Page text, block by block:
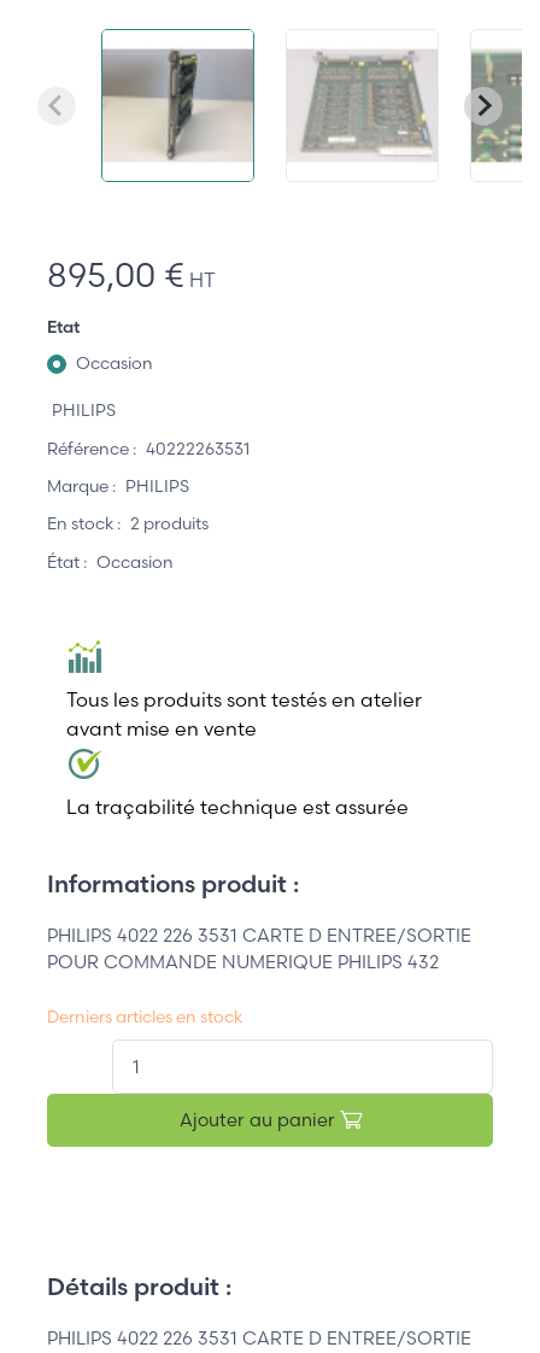
895,00 € HT
Etat
Occasion
PHILIPS
Référence : 40222263531
Marque : PHILIPS
En stock : 2 produits
État : Occasion
Tous les produits sont testés en atelier
avant mise en vente
La traçabilité technique est assurée
Informations produit :
PHILIPS 4022 226 3531 CARTE D ENTREE/SORTIE
POUR COMMANDE NUMERIQUE PHILIPS 432
Derniers articles en stock
Ajouter au panier
Détails produit :
PHILIPS 4022 226 3531 CARTE D ENTREE/SORTIE